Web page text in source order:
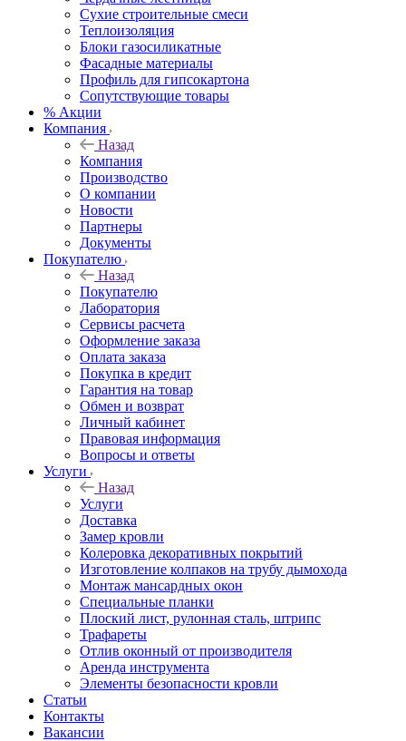
Сухие строительные смеси
Теплоизоляция
Блоки газосиликатные
Фасадные материалы
Профиль для гипсокартона
Сопутствующие товары
% Акции
Компания
Назад
Компания
Производство
О компании
Новости
Партнеры
Документы
Покупателю
Назад
Покупателю
Лаборатория
Сервисы расчета
Оформление заказа
Оплата заказа
Покупка в кредит
Гарантия на товар
Обмен и возврат
Личный кабинет
Правовая информация
Вопросы и ответы
Услуги
Назад
Услуги
Доставка
Замер кровли
Колеровка декоративных покрытий
Изготовление колпаков на трубу дымохода
Монтаж мансардных окон
Специальные планки
Плоский лист, рулонная сталь, штрипс
Трафареты
Отлив оконный от производителя
Аренда инструмента
Элементы безопасности кровли
Статьи
Контакты
Вакансии